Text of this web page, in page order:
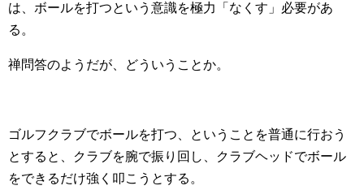
は、ボールを打つという意識を極力「なくす」必要があ
る。
禅問答のようだが、どういうことか。
ゴルフクラブでボールを打つ、ということを普通に行おう
とすると、クラブを腕で振り回し、クラブヘッドでボール
をできるだけ強く叩こうとする。